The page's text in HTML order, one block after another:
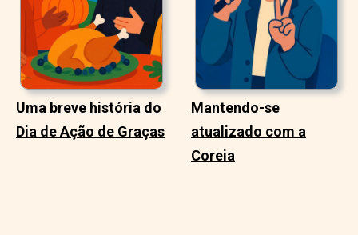
Uma breve história do
Dia de Ação de Graças
Mantendo-se
atualizado com a
Coreia